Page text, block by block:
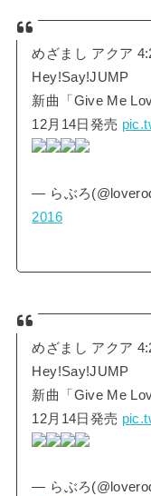
めざまし アクア
Hey!Say!JUMP
新曲「Give Me
12月14日発売
— らぶろ
2016
めざまし アクア
Hey!Say!JUMP
新曲「Give Me
12月14日発売
— らぶろ